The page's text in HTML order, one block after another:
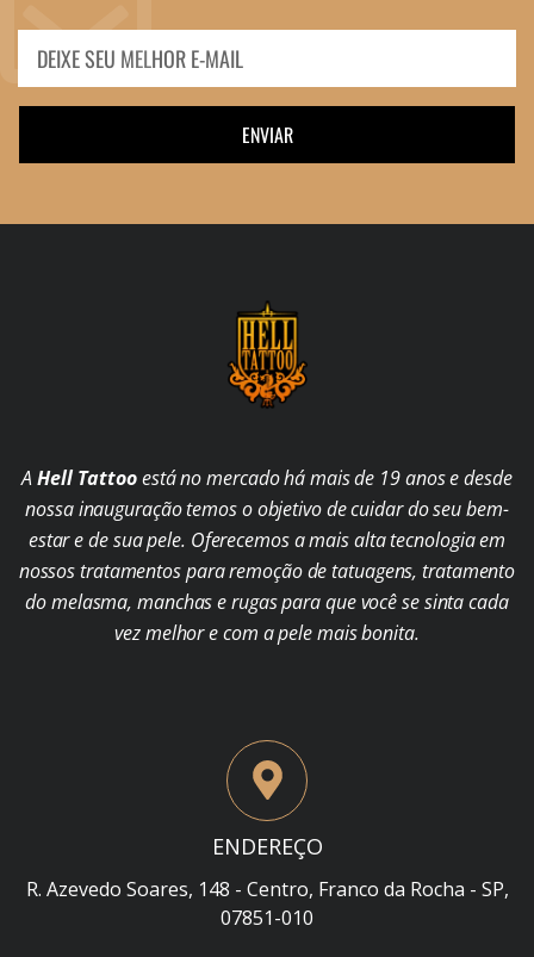
ENVIAR
AHell Tattooestá no mercado há mais de 19 anos e desde
nossa inauguração temos o objetivo de cuidar do seu bem-
estar e de sua pele. Oferecemos a mais alta tecnologia em
nossos tratamentos para remoção de tatuagens, tratamento
do melasma, manchas e rugas para que você se sinta cada
vez melhor e com a pele mais bonita.
ENDEREÇO
R. Azevedo Soares, 148 - Centro, Franco da Rocha - SP,
07851-010